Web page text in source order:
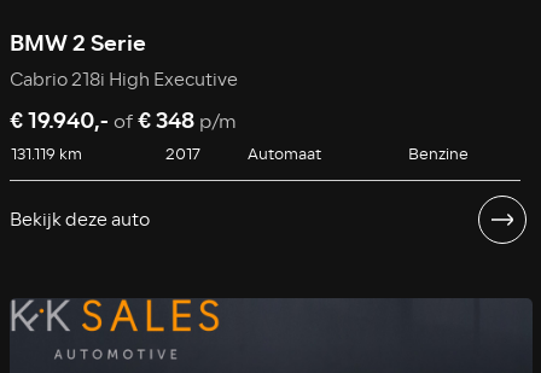
BMW 2 Serie
Cabrio 218i High Executive
€ 19.940,- of€ 348 p/m
131.119 km 2017 Automaat Benzine
Bekijk deze auto